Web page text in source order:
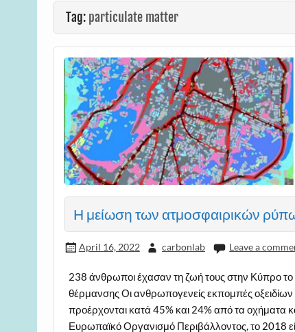
Tag: particulate matter
Η μείωση των ατμοσφαιρικών
April 16, 2022 carbonlab Leave a
238 άνθρωποι έχασαν τη ζωή τους στην Κύπρο
θέρμανσης Οι ανθρωπογενείς εκπομπές
προέρχονται κατά 45% και 24% από τα οχήματα
Ευρωπαϊκό Οργανισμό Περιβάλλοντος, το 2018